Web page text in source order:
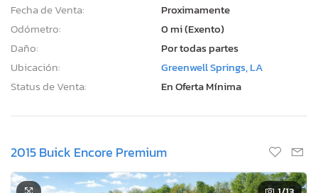
Fecha de Venta:
Proximamente
Odómetro:
0 mi (Exento)
Daño:
Por todas partes
Ubicación:
Greenwell Springs, LA
Status de Venta:
En Oferta Mínima
2015 Buick Encore Premium